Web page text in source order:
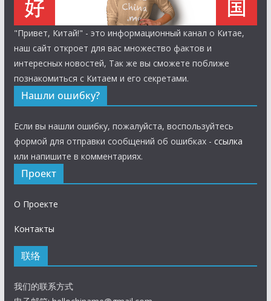
"Привет, Китай!" - это информационный канал о Китае,
наш сайт откроет для вас множество фактов и
интересных новостей, Так же вы сможете поближе
познакомиться с Китаем и его секретами.
Нашли ошибку?
Если вы нашли ошибку, пожалуйста, воспользуйтесь
формой для отправки сообщений об ошибках - ссылка
или напишите в комментариях.
Проект
О Проекте
Контакты
联络
我们的联系方式